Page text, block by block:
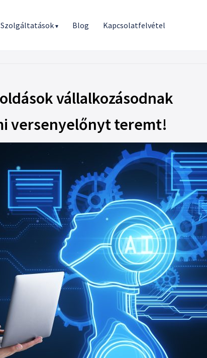
Szolgáltatások▾ Blog Kapcsolatfelvétel
vállalkozásodnak
versenyelőnyt teremt!